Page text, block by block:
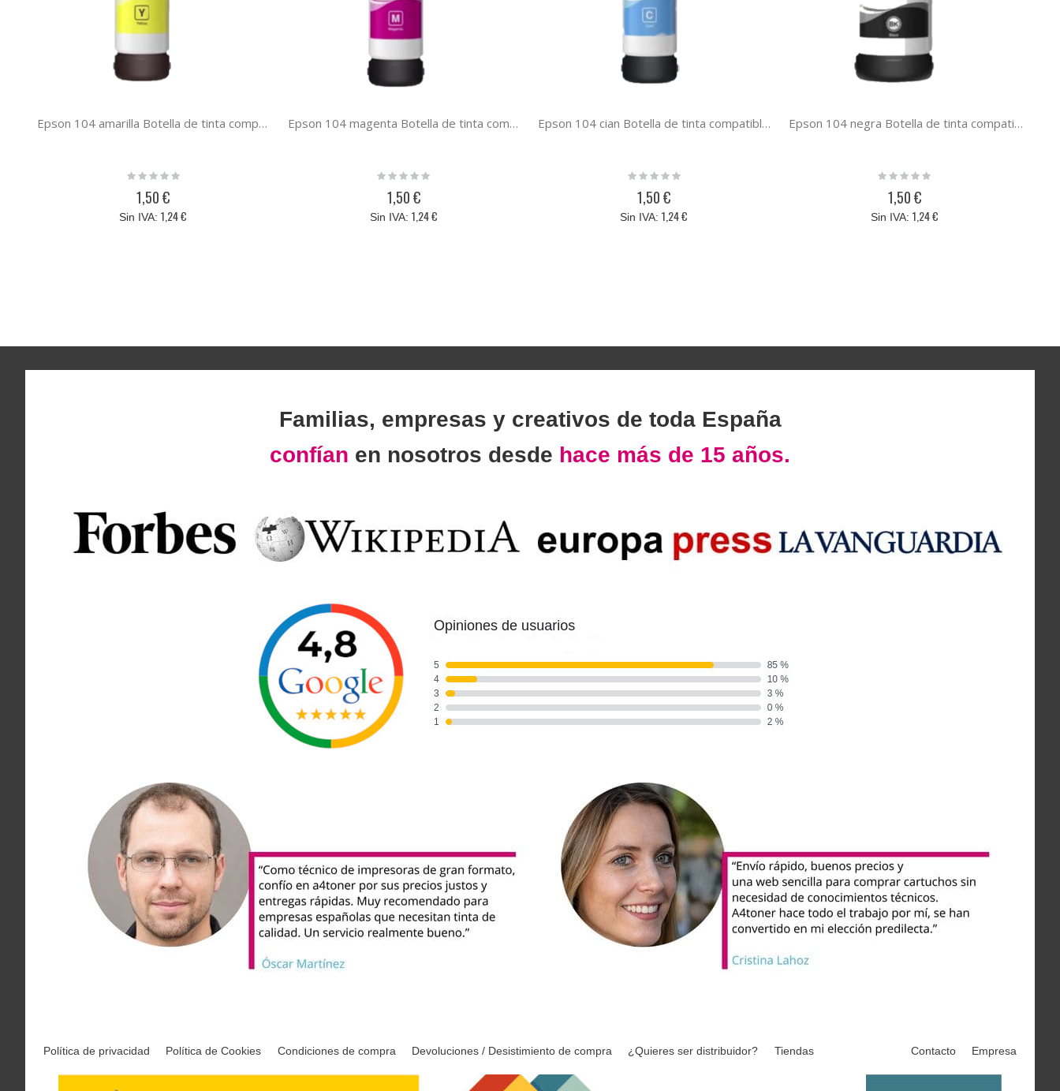
Epson 104 amarilla Botella de tinta compatible ecotank C13T00P440
Rating:
1,50 €
1,24 €
Epson 104 magenta Botella de tinta compatible ecotank C13T00P340
Rating:
1,50 €
1,24 €
Epson 104 cian Botella de tinta compatible ecotank C13T00P240
Rating:
1,50 €
1,24 €
Epson 104 negra Botella de tinta compatible ecotank C13T00P140
Rating:
1,50 €
1,24 €
Familias, empresas y creativos de toda España
confían en nosotros desde hace más de 15 años.
Política de privacidad Política de Cookies Condiciones de compra Devoluciones / Desistimiento de compra ¿Quieres ser distribuidor? Tiendas Contacto Empresa